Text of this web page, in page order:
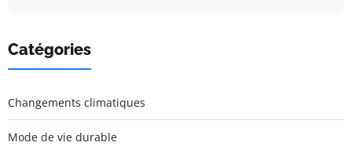
Catégories
Changements climatiques
Mode de vie durable